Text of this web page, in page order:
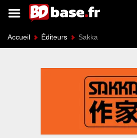
Accueil Éditeurs Sakka